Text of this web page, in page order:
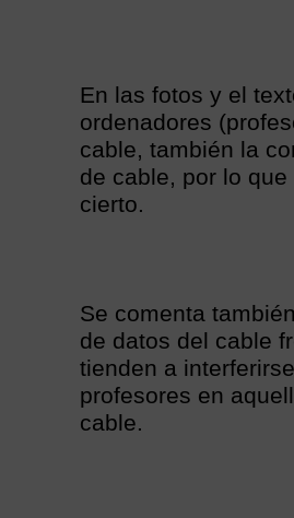
En las fotos y el
ordenadores
cable, también la
de cable, por lo
cierto.
Se comenta
de datos del cable
tienden a
profesores en
cable.